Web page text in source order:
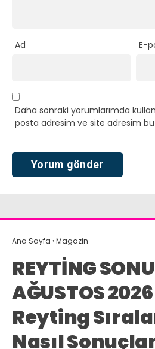
Ad E-
Daha sonraki yorumlarımda
posta adresim ve site adresim bu
Ana Sayfa ›Magazin
REYTİNG
AĞUSTOS
Reyting
Nasıl